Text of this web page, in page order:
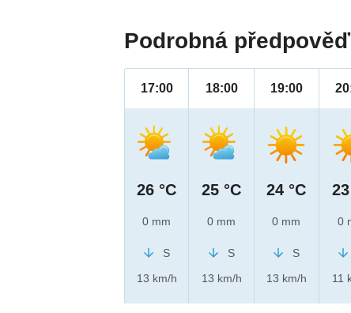
Podrobná
17:00
26 °C
0 mm
S
13 km/h
18:00
25 °C
0 mm
S
13 km/h
19:00
24 °C
0 mm
S
13 km/h
0
11